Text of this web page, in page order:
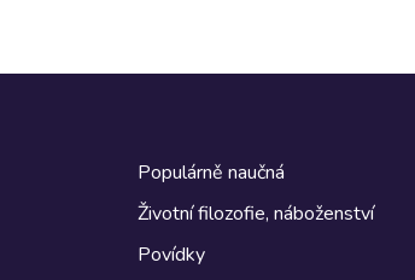
Populárně naučná
Životní filozofie, náboženství
Povídky